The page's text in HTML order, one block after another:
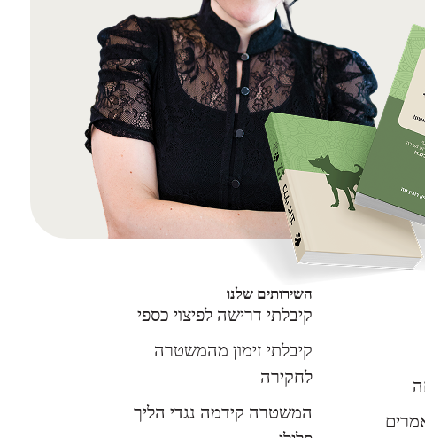
השירותים שלנו
קיבלתי דרישה לפיצוי כספי
קיבלתי זימון מהמשטרה
לחקירה
המשטרה קידמה נגדי הליך